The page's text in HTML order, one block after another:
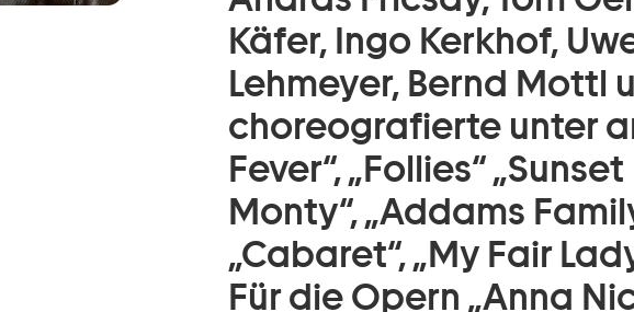
Käfer, Ingo Kerkhof,
Lehmeyer, Bernd Mottl
choreografierte unter
Fever“, „Follies“
Monty“, „Addams
„Cabaret“, „My Fair
Für die Opern „Anna